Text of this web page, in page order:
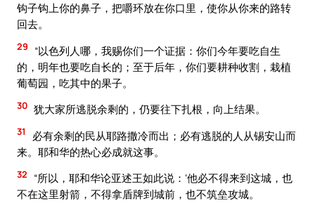
钩子钩上你的鼻子，把嚼环放在你口里，使你从你来的路转
回去。
29
“以色列人哪，我赐你们一个证据：你们今年要吃自生
的，明年也要吃自长的；至于后年，你们要耕种收割，栽植
葡萄园，吃其中的果子。
30 犹大家所逃脱余剩的，仍要往下扎根，向上结果。
31
必有余剩的民从耶路撒冷而出；必有逃脱的人从锡安山而
来。耶和华的热心必成就这事。
32
“所以，耶和华论亚述王如此说：‘他必不得来到这城，也
不在这里射箭，不得拿盾牌到城前，也不筑垒攻城。